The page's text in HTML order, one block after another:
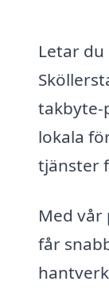
Letar
takbyte-
lokala
tjänster
Med
får